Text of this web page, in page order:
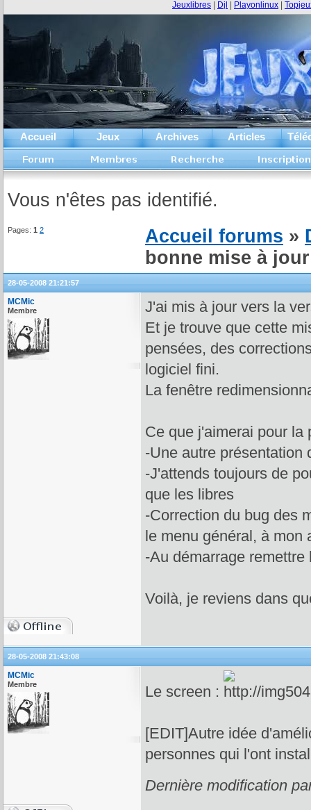
Accueil Jeux Archives Articles
Jeuxlibres Djl Playonlinux
Vous n'êtes pas identifié.
Pages: 1 2 Accueil forums »
bonne mise à jour
28-05-2008 21:21:57
MCMic
Membre
J'ai mis à jour vers la
Et je trouve que cette
pensées, des
logiciel fini.
La fenêtre
Ce que j'aimerai pour la
-Une autre présentation
-J'attends toujours de
que les libres
-Correction du bug des
le menu général, à mon
-Au démarrage
Voilà, je reviens dans
28-05-2008 21:43:08
MCMic
Membre Le screen :
[EDIT]Autre idée
personnes qui l'ont
Dernière modification